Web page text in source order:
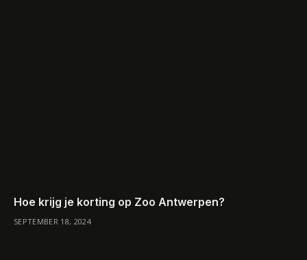
Hoe krijg je korting op Zoo Antwerpen?
SEPTEMBER 18, 2024